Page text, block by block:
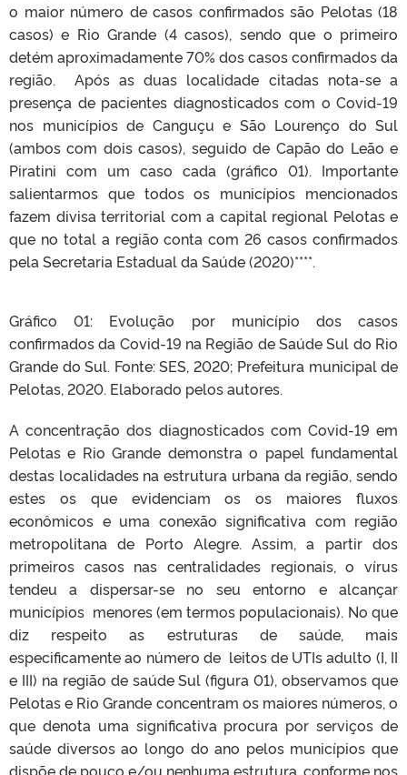
o maior número de casos confirmados são Pelotas (18
casos) e Rio Grande (4 casos), sendo que o primeiro
detém aproximadamente 70% dos casos confirmados da
região. Após as duas localidade citadas nota-se a
presença de pacientes diagnosticados com o Covid-19
nos municípios de Canguçu e São Lourenço do Sul
(ambos com dois casos), seguido de Capão do Leão e
Piratini com um caso cada (gráfico 01). Importante
salientarmos que todos os municípios mencionados
fazem divisa territorial com a capital regional Pelotas e
que no total a região conta com 26 casos confirmados
pela Secretaria Estadual da Saúde (2020)****.
Gráfico 01: Evolução por município dos casos
confirmados da Covid-19 na Região de Saúde Sul do Rio
Grande do Sul. Fonte: SES, 2020; Prefeitura municipal de
Pelotas, 2020. Elaborado pelos autores.
A concentração dos diagnosticados com Covid-19 em
Pelotas e Rio Grande demonstra o papel fundamental
destas localidades na estrutura urbana da região, sendo
estes os que evidenciam os os maiores fluxos
econômicos e uma conexão significativa com região
metropolitana de Porto Alegre. Assim, a partir dos
primeiros casos nas centralidades regionais, o vírus
tendeu a dispersar-se no seu entorno e alcançar
municípios menores (em termos populacionais). No que
diz respeito as estruturas de saúde, mais
especificamente ao número de leitos de UTIs adulto (I, II
e III) na região de saúde Sul (figura 01), observamos que
Pelotas e Rio Grande concentram os maiores números, o
que denota uma significativa procura por serviços de
saúde diversos ao longo do ano pelos municípios que
dispõe de pouco e/ou nenhuma estrutura, conforme nos